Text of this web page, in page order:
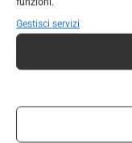
Gestisci servizi
Autore: Alberto
Oropa significa